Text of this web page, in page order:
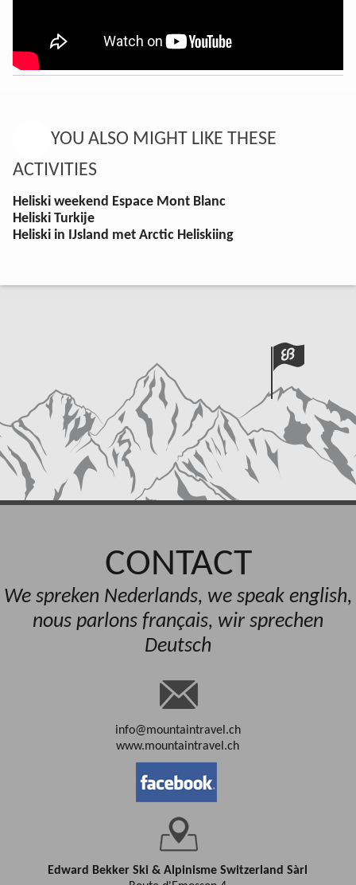
YOU ALSO MIGHT LIKE THESE
ACTIVITIES
Heliski weekend Espace Mont Blanc
Heliski Turkije
Heliski in IJsland met Arctic Heliskiing
CONTACT
We spreken Nederlands, we speak english,
nous parlons français, wir sprechen
Deutsch
info@mountaintravel.ch
www.mountaintravel.ch
Edward Bekker Ski & Alpinisme Switzerland Sàrl